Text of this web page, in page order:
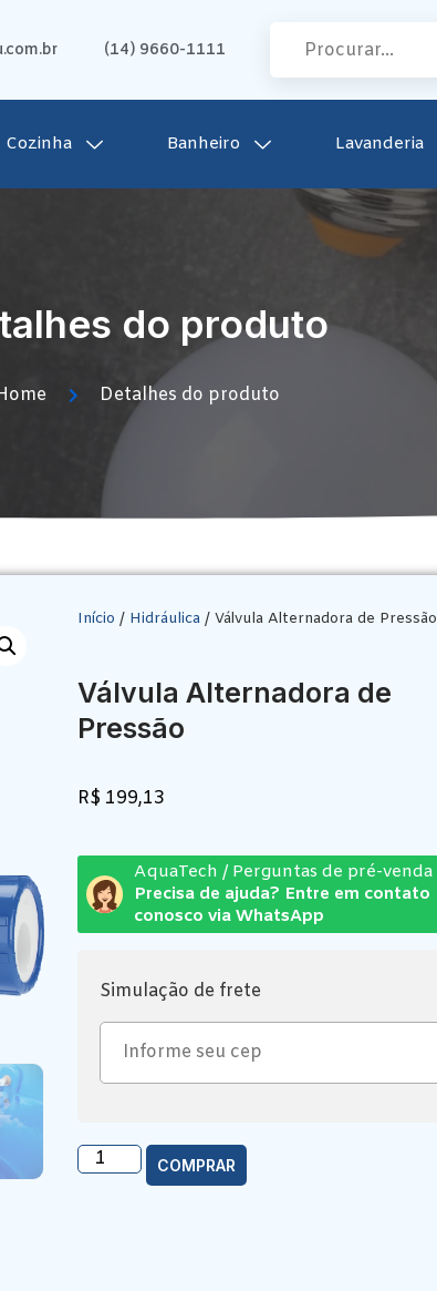
(14) 9660-1111
Cozinha Banheiro Lavanderia
do produto
Detalhes do produto
Início / Hidráulica/ Válvula Alternadora de Pressão
Válvula Alternadora de
Pressão
R$ 199,13
AquaTech / Perguntas de pré-venda
Precisa de ajuda? Entre em contato
conosco via WhatsApp
Simulação de frete
COMPRAR